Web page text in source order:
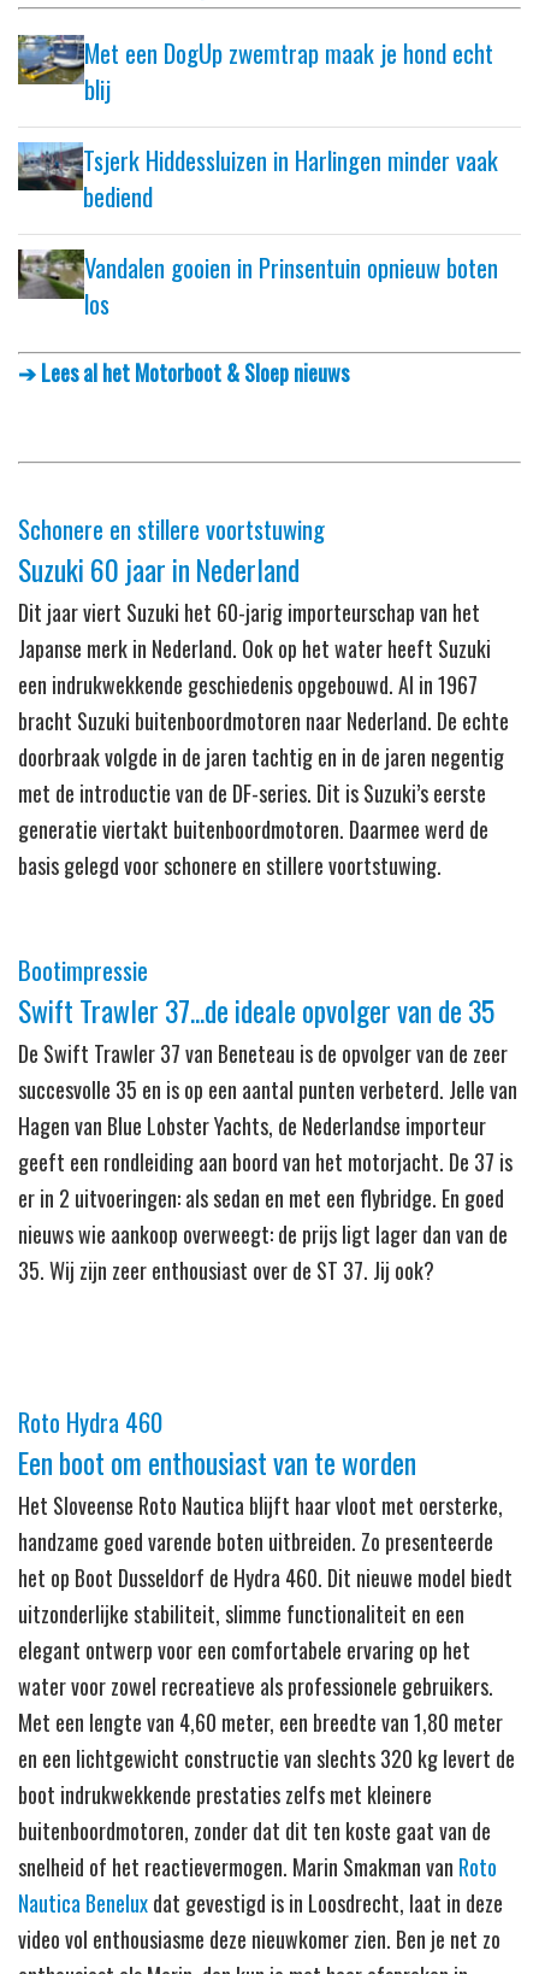
Met een DogUp zwemtrap maak je hond echt
blij
Tsjerk Hiddessluizen in Harlingen minder vaak
bediend
Vandalen gooien in Prinsentuin opnieuw boten
los
➔ Lees al het Motorboot & Sloep nieuws
Schonere en stillere voortstuwing
Suzuki 60 jaar in Nederland
Dit jaar viert Suzuki het 60-jarig importeurschap van het
Japanse merk in Nederland. Ook op het water heeft Suzuki
een indrukwekkende geschiedenis opgebouwd. Al in 1967
bracht Suzuki buitenboordmotoren naar Nederland. De echte
doorbraak volgde in de jaren tachtig en in de jaren negentig
met de introductie van de DF-series. Dit is Suzuki’s eerste
generatie viertakt buitenboordmotoren. Daarmee werd de
basis gelegd voor schonere en stillere voortstuwing.
Bootimpressie
Swift Trawler 37...de ideale opvolger van de 35
De Swift Trawler 37 van Beneteau is de opvolger van de zeer
succesvolle 35 en is op een aantal punten verbeterd. Jelle van
Hagen van Blue Lobster Yachts, de Nederlandse importeur
geeft een rondleiding aan boord van het motorjacht. De 37 is
er in 2 uitvoeringen: als sedan en met een flybridge. En goed
nieuws wie aankoop overweegt: de prijs ligt lager dan van de
35. Wij zijn zeer enthousiast over de ST 37. Jij ook?
Roto Hydra 460
Een boot om enthousiast van te worden
Het Sloveense Roto Nautica blijft haar vloot met oersterke,
handzame goed varende boten uitbreiden. Zo presenteerde
het op Boot Dusseldorf de Hydra 460. Dit nieuwe model biedt
uitzonderlijke stabiliteit, slimme functionaliteit en een
elegant ontwerp voor een comfortabele ervaring op het
water voor zowel recreatieve als professionele gebruikers.
Met een lengte van 4,60 meter, een breedte van 1,80 meter
en een lichtgewicht constructie van slechts 320 kg levert de
boot indrukwekkende prestaties zelfs met kleinere
buitenboordmotoren, zonder dat dit ten koste gaat van de
snelheid of het reactievermogen. Marin Smakman van Roto
Nautica Beneluxdat gevestigd is in Loosdrecht, laat in deze
video vol enthousiasme deze nieuwkomer zien. Ben je net zo